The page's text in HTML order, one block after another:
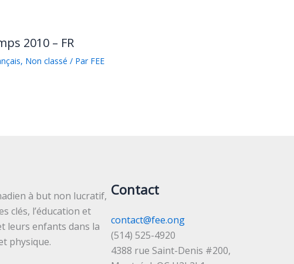
2010 – FR
, Non classé / Par FEE
à but non lucratif,
clés, l’éducation et
leurs enfants dans la
physique.
Contact
contact@fee.ong
(514) 525-4920
4388 rue Saint-Denis #200,